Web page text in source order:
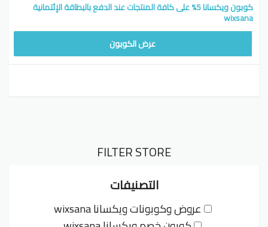
كوبون ويكسانا 5% على كافة المنتجات عند الدفع بالبطاقة الإئتمانية
wixsana
عرض الكوبون
FILTER STORE
التصنيفات
عروض وكوبونات ويكسانا wixsana